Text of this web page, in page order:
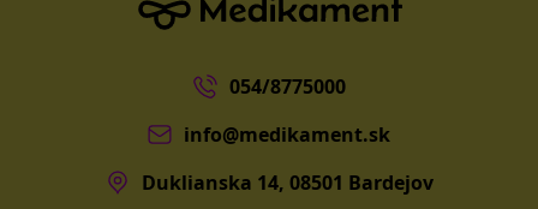
054/8775000
info@medikament.sk
Duklianska 14, 08501 Bardejov